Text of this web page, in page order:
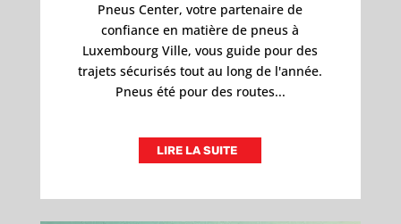
Pneus Center, votre partenaire de
confiance en matière de pneus à
Luxembourg Ville, vous guide pour des
trajets sécurisés tout au long de l'année.
Pneus été pour des routes...
LIRE LA SUITE